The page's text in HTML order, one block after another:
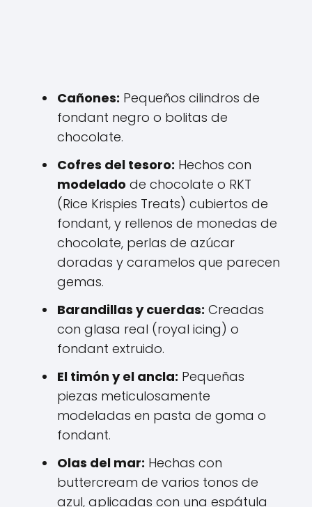
Cañones: Pequeños cilindros de
fondant negro o bolitas de
chocolate.
Cofres del tesoro: Hechos con
modelado de chocolate o RKT
(Rice Krispies Treats) cubiertos de
fondant, y rellenos de monedas de
chocolate, perlas de azúcar
doradas y caramelos que parecen
gemas.
Barandillas y cuerdas: Creadas
con glasa real (royal icing) o
fondant extruido.
El timón y el ancla: Pequeñas
piezas meticulosamente
modeladas en pasta de goma o
fondant.
Olas del mar: Hechas con
buttercream de varios tonos de
azul, aplicadas con una espátula